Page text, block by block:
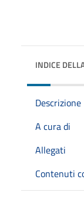
INDICE
Descrizione
A cura di
Allegati
Contenuti